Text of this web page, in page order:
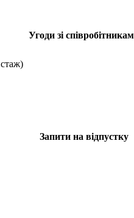
Угоди зі
Запити на відпустку